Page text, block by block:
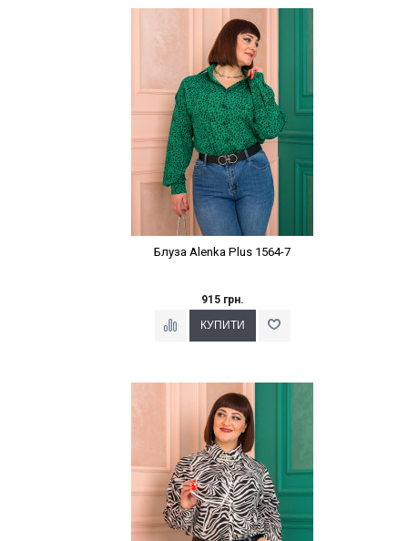
Блуза Alenka Plus 1564-7
915 грн.